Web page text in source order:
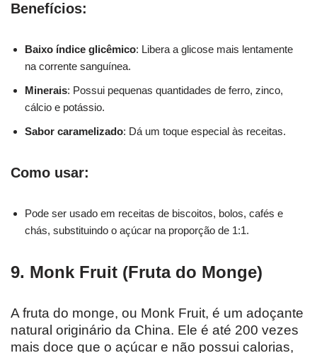
Benefícios:
Baixo índice glicêmico: Libera a glicose mais lentamente
na corrente sanguínea.
Minerais: Possui pequenas quantidades de ferro, zinco,
cálcio e potássio.
Sabor caramelizado: Dá um toque especial às receitas.
Como usar:
Pode ser usado em receitas de biscoitos, bolos, cafés e
chás, substituindo o açúcar na proporção de 1:1.
9. Monk Fruit (Fruta do Monge)
A fruta do monge, ou Monk Fruit, é um adoçante
natural originário da China. Ele é até 200 vezes
mais doce que o açúcar e não possui calorias,